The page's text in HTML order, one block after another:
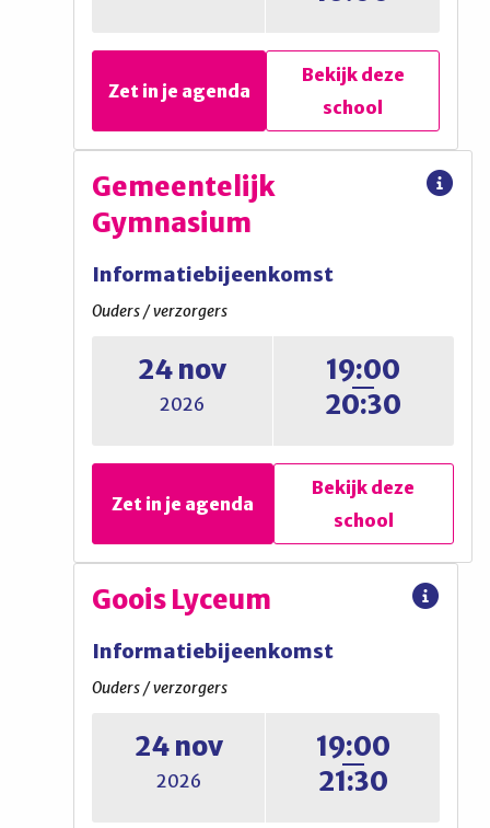
Zet in je agenda
school
Zet in je agenda
Bekijk deze
school
De Fontein
leerlingen
Zet in je agenda
Gemeentelijk
Gymnasium
Informatiebijeenkomst
Ouders / verzorgers
24 nov
2026
19:00
20:30
Zet in je agenda
Bekijk deze
school
Gemeentelijk
Informatiebijeenkomst
Informatieavond klas 1 en
Goois Lyceum
Informatiebijeenkomst
Ouders / verzorgers
24 nov
2026
19:00
21:30